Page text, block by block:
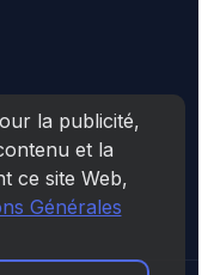
la publicité,
et la
ce site Web,
Générales